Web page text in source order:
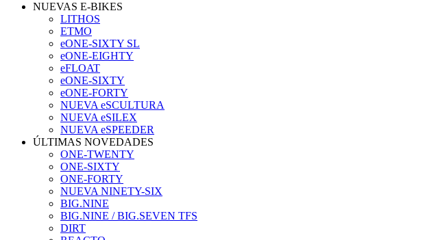
NUEVAS E-BIKES
LITHOS
ETMO
eONE-SIXTY SL
eONE-EIGHTY
eFLOAT
eONE-SIXTY
eONE-FORTY
NUEVA eSCULTURA
NUEVA eSILEX
NUEVA eSPEEDER
ÚLTIMAS NOVEDADES
ONE-TWENTY
ONE-SIXTY
ONE-FORTY
NUEVA NINETY-SIX
BIG.NINE
BIG.NINE / BIG.SEVEN TFS
DIRT